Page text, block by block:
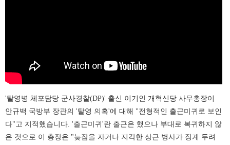
'탈영병 체포담당 군사경찰(DP)' 출신 이기인 개혁신당 사무총장이
안규백 국방부 장관의 '탈영 의혹'에 대해 "전형적인 출근미귀로 보인
다"고 지적했습니다. '출근미귀'란 출근은 했으나 부대로 복귀하지 않
은 것으로 이 총장은 "늦잠을 자거나 지각한 상근 병사가 징계 두려